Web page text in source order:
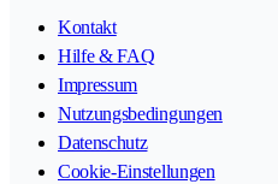
Kontakt
Hilfe & FAQ
Impressum
Nutzungsbedingungen
Datenschutz
Cookie-Einstellungen